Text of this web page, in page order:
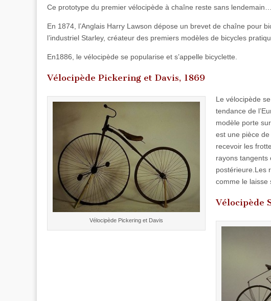
Ce prototype du premier vélocipède à chaîne reste sans
En 1874, l’Anglais Harry Lawson dépose un brevet de chaîne pour
l’industriel Starley, créateur des premiers modèles de bicycles
En1886, le vélocipède se popularise et s’appelle bicyclette.
Vélocipède Pickering et Davis, 1869
Vélocipède Pickering et Davis
Le vélocipède
tendance de
modèle porte
est une pièce
recevoir les
rayons tangents
postérieure.Les
comme le laisse
Vélocipède